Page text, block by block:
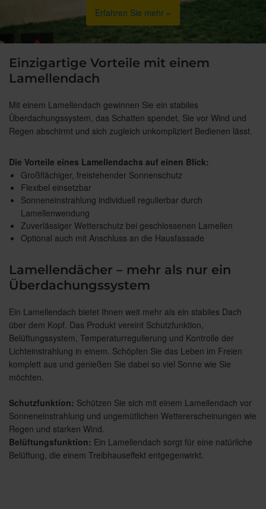
Erfahren Sie mehr »
Einzigartige Vorteile mit einem
Lamellendach
Mit einem Lamellendach gewinnen Sie ein stabiles
Überdachungssystem, das Schatten spendet, Sie vor Wind und
Regen abschirmt und sich zugleich unkompliziert Bedienen lässt.
Die Vorteile eines Lamellendachs auf einen Blick:
Großflächiger, freistehender Sonnenschutz
Flexibel einsetzbar
Sonneneinstrahlung individuell regulierbar durch
Lamellenwendung
Zuverlässiger Wetterschutz bei geschlossenen Lamellen
Optional auch mit Anschluss an die Hausfassade
Lamellendächer – mehr als nur ein
Überdachungssystem
Ein Lamellendach bietet Ihnen weit mehr als ein stabiles Dach
über dem Kopf. Das Produkt vereint Schutzfunktion,
Belüftungssystem, Temperaturregulierung und Kontrolle der
Lichteinstrahlung in einem. Schöpfen Sie das Leben im Freien
komplett aus und genießen Sie dabei so viel Sonne wie Sie
möchten.
Schutzfunktion: Schützen Sie sich mit einem Lamellendach vor
Sonneneinstrahlung und ungemütlichen Wettererscheinungen wie
Regen und starken Wind.
Belüftungsfunktion: Ein Lamellendach sorgt für eine natürliche
Belüftung, die einem Treibhauseffekt entgegenwirkt.